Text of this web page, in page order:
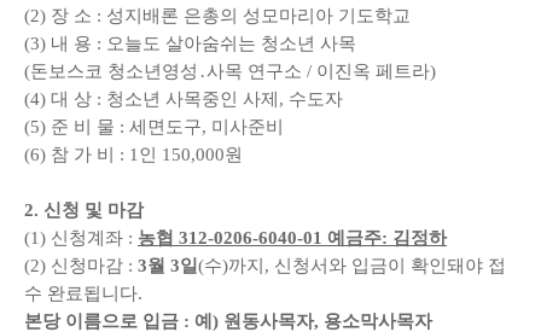
(2) 장 소 : 성지배론 은총의 성모마리아 기도학교
(3) 내 용 : 오늘도 살아숨쉬는 청소년 사목
(돈보스코 청소년영성 ․사목 연구소 / 이진옥 페트라)
(4) 대 상 : 청소년 사목중인 사제 , 수도자
(5) 준 비 물 : 세면도구, 미사준비
(6) 참 가 비 : 1 인 150,000원
2. 신청 및 마감
(1) 신청계좌 : 농협 312-0206-6040-01 예금주: 김정하
(2) 신청마감 : 3월 3일(수)까지 , 신청서와 입금이 확인돼야 접
수 완료됩니다.
본당 이름으로 입금 : 예 ) 원동사목자, 용소막사목자